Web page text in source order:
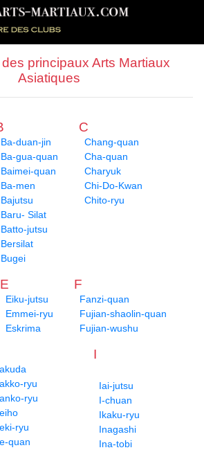
principaux Arts Martiaux
Asiatiques
Ba-duan-jin
Ba-gua-quan
Baimei-quan
Ba-men
Bajutsu
Baru- Silat
Batto-jutsu
Bersilat
Bugei
C
Chang-quan
Cha-quan
Charyuk
Chi-Do-Kwan
Chito-ryu
E
Eiku-jutsu
Emmei-ryu
Eskrima
F
Fanzi-quan
Fujian-shaolin-quan
Fujian-wushu
ryu
ryu
ryu
quan
I
Iai-jutsu
I-chuan
Ikaku-ryu
Inagashi
Ina-tobi